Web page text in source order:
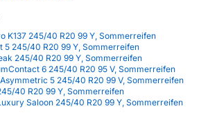
K137 245/40 R20 99 Y, Sommerreifen
5 245/40 R20 99 Y, Sommerreifen
245/40 R20 99 Y, Sommerreifen
6 245/40 R20 95 V, Sommerreifen
5 245/40 R20 99 V, Sommerreifen
40 R20 99 Y, Sommerreifen
Saloon 245/40 R20 99 Y, Sommerreifen